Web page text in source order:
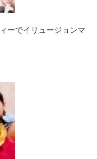
ーでイリュージョンマ